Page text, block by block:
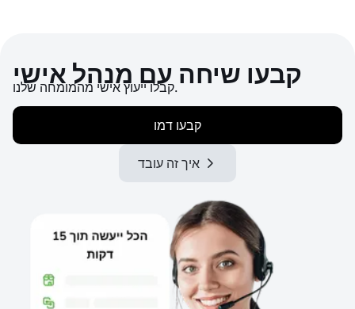
קבעו שיחה עם מנהל אישי
קבלו ייעוץ אישי מהמומחה שלנו.
קבעו דמו
איך זה עובד